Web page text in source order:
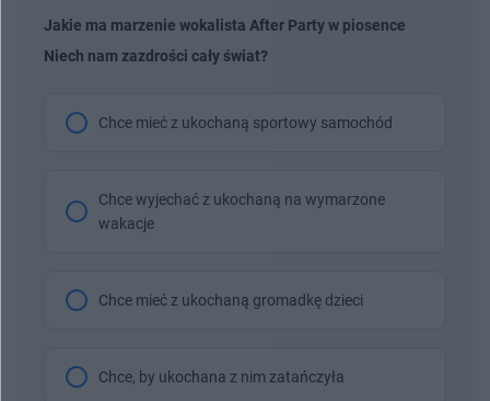
Jakie ma marzenie wokalista After Party w piosence
Niech nam zazdrości cały świat?
Chce mieć z ukochaną sportowy samochód
Chce wyjechać z ukochaną na wymarzone
wakacje
Chce mieć z ukochaną gromadkę dzieci
Chce, by ukochana z nim zatańczyła